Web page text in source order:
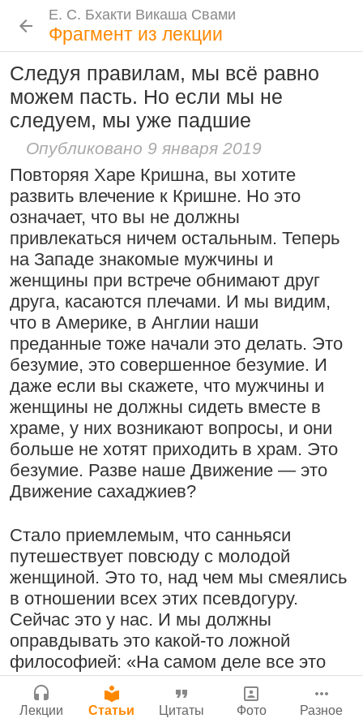
Е. С. Бхакти Викаша Свами
Лекции
Новые История Популярные
Рука в мешочке с чётками более
важна, чем шнур на плече
16 ноября 2008
Намаккал, Тамил Наду,
Индия
Резкие слова для Нараяны
46:40 | 1 октября 2008|
Токио, Япония
Бог, наука и атеизм, часть 2: Хвала
слушателям!
9:25 |17 июля 2024|
Атланта, Джорджия, США
исполняя его бхаджаны
1:14:02 |12 сентября
2008|Бойсе, Айдахо, США
Радхарани — глава департамента
служений
1:05:35 7 сентября 2008|
Е. С. Бхакти Викаша Свами
Фрагмент из лекции
Следуя правилам, мы всё равно
можем пасть. Но если мы не
следуем, мы уже падшие
Опубликовано 9 января 2019
Повторяя Харе Кришна, вы хотите
развить влечение к Кришне. Но это
означает, что вы не должны
привлекаться ничем остальным. Теперь
на Западе знакомые мужчины и
женщины при встрече обнимают друг
друга, касаются плечами. И мы видим,
что в Америке, в Англии наши
преданные тоже начали это делать. Это
безумие, это совершенное безумие. И
даже если вы скажете, что мужчины и
женщины не должны сидеть вместе в
храме, у них возникают вопросы, и они
больше не хотят приходить в храм. Это
безумие. Разве наше Движение — это
Движение сахаджиев?
Стало приемлемым, что санньяси
путешествует повсюду с молодой
женщиной. Это то, над чем мы смеялись
в отношении всех этих псевдогуру.
Сейчас это у нас. И мы должны
оправдывать это какой-то ложной
философией: «На самом деле все это
духовно…» Так мы становимся пракрита-
сахаджиями, то же самое… Я цитировал
Е. С. Бхакти Викаша Свами
Цитаты Шрилы Прабхупады
Проповеднические принципы, данные
Шри Чайтаньей Махапрабху
6 августа 2026
Следовать по стопам ачарьев
4 августа 2026
Молитвы Санатаны Госвами к Господу
Чайтанье
29 июля 2026
24 июля 2026
Подрыватели доверия к себе
22 июля 2026
Е. С. Бхакти Викаша Свами
Фотоальбом
Шраванам-киртанам в Васильево 2026
Джанмаштами в Тбилиси 2025
Шрила Прабхупада
Биография | Книги|Цитаты
Лекции и беседы| Подношения
Бхакти Викаша Свами
Биография| Книги|График
Скачать все лекции |
Подношения учеников
Инициация
Общие стандарты|
Требования Махараджа
Видеоканалы
YouTube|ВК Видео |Дзен|RuTube
Ссылки
Контакты
Сайт
Войти| Регистрация|История версий
Инструкция
Лекции Статьи Цитаты Фото Разное